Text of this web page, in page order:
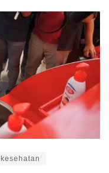
kesehatan